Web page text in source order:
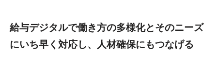
給与デジタルで働き方の多様化とそのニーズ
にいち早く対応し、人材確保にもつなげる